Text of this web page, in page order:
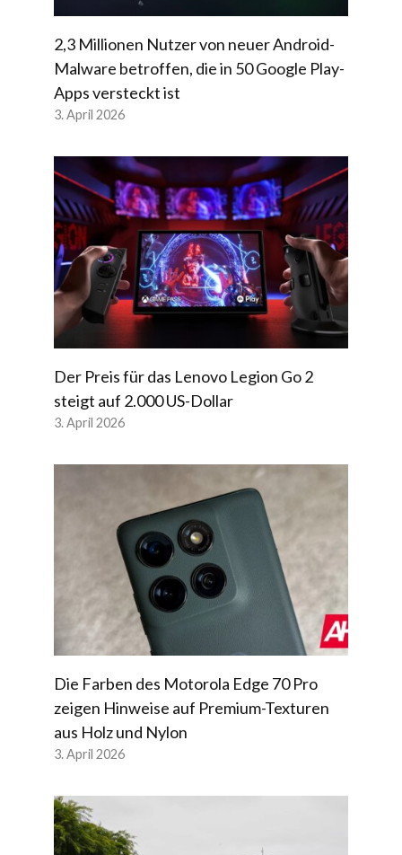
2,3 Millionen Nutzer von neuer Android-
Malware betroffen, die in 50 Google Play-
Apps versteckt ist
3. April 2026
Der Preis für das Lenovo Legion Go 2
steigt auf 2.000 US-Dollar
3. April 2026
Die Farben des Motorola Edge 70 Pro
zeigen Hinweise auf Premium-Texturen
aus Holz und Nylon
3. April 2026